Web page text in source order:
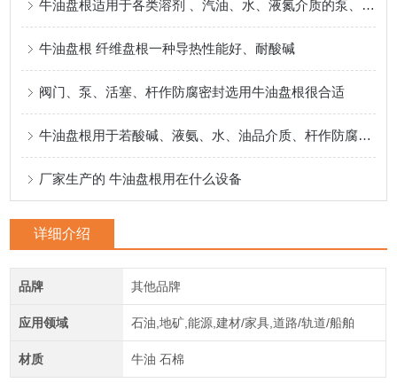
牛油盘根适用于各类溶剂 、汽油、水、液氮介质的泵、阀门、反应釜密封
牛油盘根 纤维盘根一种导热性能好、耐酸碱
阀门、泵、活塞、杆作防腐密封选用牛油盘根很合适
牛油盘根用于若酸碱、液氨、水、油品介质、杆作防腐密封
厂家生产的 牛油盘根用在什么设备
详细介绍
品牌 其他品牌
应用领域 石油,地矿,能源,建材/家具,道路/轨道/船舶
材质 牛油 石棉